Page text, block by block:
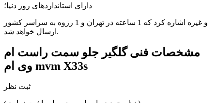
دارای استانداردهای روز دنیا؛
و غیره اشاره کرد که 1 ساعته در تهران و 1 رزوه به سراسر کشور
ارسال خواهد شد.
مشخصات فنیگلگیر جلو سمت راست ام
وی ام mvm X33s
ثبت نظر